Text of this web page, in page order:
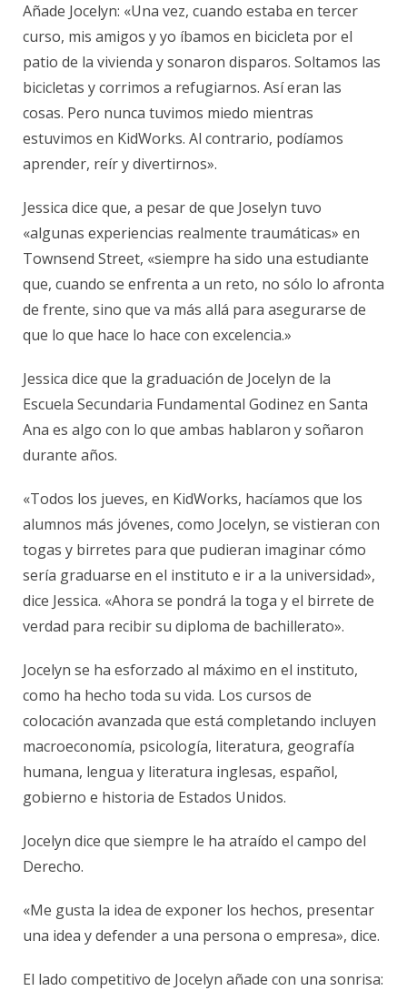
Añade Jocelyn: «Una vez, cuando estaba en tercer
curso, mis amigos y yo íbamos en bicicleta por el
patio de la vivienda y sonaron disparos. Soltamos las
bicicletas y corrimos a refugiarnos. Así eran las
cosas. Pero nunca tuvimos miedo mientras
estuvimos en KidWorks. Al contrario, podíamos
aprender, reír y divertirnos».
Jessica dice que, a pesar de que Joselyn tuvo
«algunas experiencias realmente traumáticas» en
Townsend Street, «siempre ha sido una estudiante
que, cuando se enfrenta a un reto, no sólo lo afronta
de frente, sino que va más allá para asegurarse de
que lo que hace lo hace con excelencia.»
Jessica dice que la graduación de Jocelyn de la
Escuela Secundaria Fundamental Godinez en Santa
Ana es algo con lo que ambas hablaron y soñaron
durante años.
«Todos los jueves, en KidWorks, hacíamos que los
alumnos más jóvenes, como Jocelyn, se vistieran con
togas y birretes para que pudieran imaginar cómo
sería graduarse en el instituto e ir a la universidad»,
dice Jessica. «Ahora se pondrá la toga y el birrete de
verdad para recibir su diploma de bachillerato».
Jocelyn se ha esforzado al máximo en el instituto,
como ha hecho toda su vida. Los cursos de
colocación avanzada que está completando incluyen
macroeconomía, psicología, literatura, geografía
humana, lengua y literatura inglesas, español,
gobierno e historia de Estados Unidos.
Jocelyn dice que siempre le ha atraído el campo del
Derecho.
«Me gusta la idea de exponer los hechos, presentar
una idea y defender a una persona o empresa», dice.
El lado competitivo de Jocelyn añade con una sonrisa: